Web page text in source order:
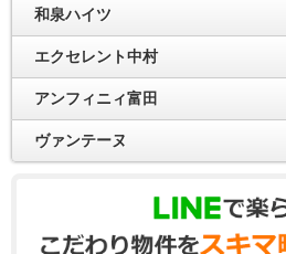
和泉ハイツ
エクセレント中村
アンフィニィ富田
ヴァンテーヌ